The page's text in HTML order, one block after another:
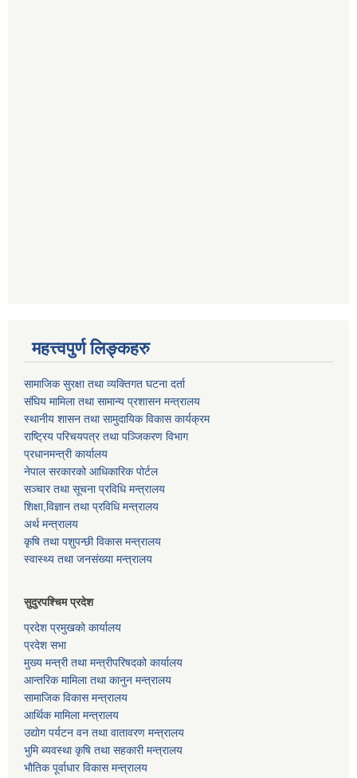
महत्त्वपुर्ण लिङ्कहरु
सामाजिक सुरक्षा तथा व्यक्तिगत घटना दर्ता
संघिय मामिला तथा सामान्य प्रशासन मन्त्रालय
स्थानीय शासन तथा सामुदायिक विकास कार्यक्रम
राष्ट्रिय परिचयपत्र तथा पञ्जिकरण विभाग
प्रधानमन्त्री कार्यालय
नेपाल सरकारको आधिकारिक पोर्टल
सञ्‍चार तथा सूचना प्रविधि मन्त्रालय
शिक्षा,विज्ञान तथा प्रविधि मन्त्रालय
अर्थ मन्त्रालय
कृषि तथा पशुपन्छी विकास मन्त्रालय
स्वास्थ्य तथा जनसंख्या मन्त्रालय
सुदुरपश्चिम प्रदेश
प्रदेश प्रमुखको कार्यालय
प्रदेश सभा
मुख्य मन्त्री तथा मन्त्रीपरिषदको कार्यालय
आन्तरिक मामिला तथा कानुन मन्त्रालय
सामाजिक विकास मन्त्रालय
आर्थिक मामिला मन्त्रालय
उद्याेग पर्यटन वन तथा वातावरण मन्त्रालय
भुमि ब्यवस्था कृषि तथा सहकारी मन्त्रालय
भाैतिक पूर्वाधार विकास मन्त्रालय